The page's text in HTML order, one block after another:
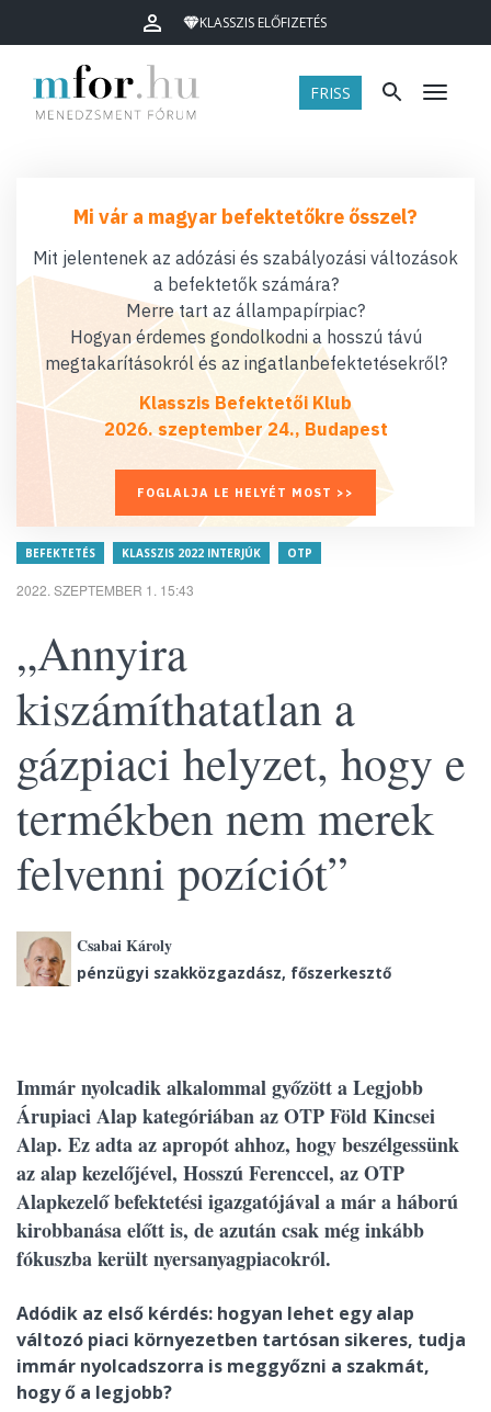
KLASSZIS ELŐFIZETÉS
FRISS Menü
Mi vár a magyar befektetőkre ősszel?
Mit jelentenek az adózási és szabályozási változások
a befektetők számára?
Merre tart az állampapírpiac?
Hogyan érdemes gondolkodni a hosszú távú
megtakarításokról és az ingatlanbefektetésekről?
Klasszis Befektetői Klub
2026. szeptember 24., Budapest
FOGLALJA LE HELYÉT MOST >>
BEFEKTETÉS KLASSZIS 2022 INTERJÚK OTP
2022. SZEPTEMBER 1. 15:43
„Annyira
kiszámíthatatlan a
gázpiaci helyzet, hogy e
termékben nem merek
felvenni pozíciót”
Csabai Károly
pénzügyi szakközgazdász, főszerkesztő
Immár nyolcadik alkalommal győzött a Legjobb
Árupiaci Alap kategóriában az OTP Föld Kincsei
Alap. Ez adta az apropót ahhoz, hogy beszélgessünk
az alap kezelőjével, Hosszú Ferenccel, az OTP
Alapkezelő befektetési igazgatójával a már a háború
kirobbanása előtt is, de azután csak még inkább
fókuszba került nyersanyagpiacokról.
Adódik az első kérdés: hogyan lehet egy alap
változó piaci környezetben tartósan sikeres, tudja
immár nyolcadszorra is meggyőzni a szakmát,
hogy ő a legjobb?